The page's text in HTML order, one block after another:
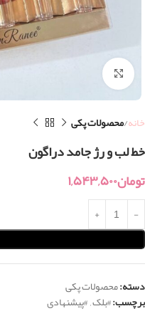
بزرگنمایی تصویر
خانه محصولات پکی
خط لب و رژ جامد دراگون
تومان۱,۵۴۳,۵۰۰
دسته:محصولات پکی
برچسب:#بلک,#پیشنهادی